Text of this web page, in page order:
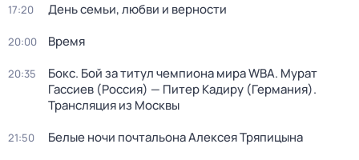
17:20 День семьи, любви и верности
20:00 Время
20:35
Бокс. Бой за титул чемпиона мира WBA. Мурат
Гассиев (Россия) — Питер Кадиру (Германия).
Трансляция из Москвы
21:50 Белые ночи почтальона Алексея Тряпицына